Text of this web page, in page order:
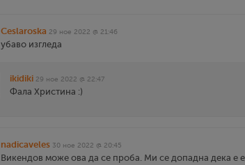
Ceslaroska 29 ное 2022 @ 21:46
убаво изгледа
ikidiki 29 ное 2022 @ 22:47
Фала Христина :)
nadicaveles 30 ное 2022 @ 20:45
Викендов може ова да се проба. Ми се допадна дека е